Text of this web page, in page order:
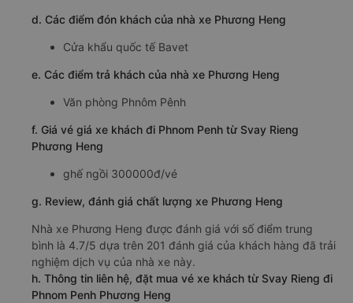
d. Các điểm đón khách của nhà xe Phương Heng
Cửa khẩu quốc tế Bavet
e. Các điểm trả khách của nhà xe Phương Heng
Văn phòng Phnôm Pênh
f. Giá vé giá xe khách đi Phnom Penh từ Svay Rieng
Phương Heng
ghế ngồi 300000đ/vé
g. Review, đánh giá chất lượng xe Phương Heng
Nhà xe Phương Heng được đánh giá với số điểm trung
bình là 4.7/5 dựa trên 201 đánh giá của khách hàng đã trải
nghiệm dịch vụ của nhà xe này.
h. Thông tin liên hệ, đặt mua vé xe khách từ Svay Rieng đi
Phnom Penh Phương Heng